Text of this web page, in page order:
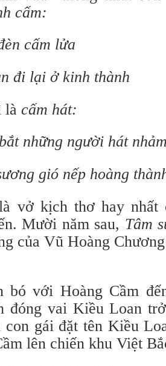
cấm:
cấm lửa
đi lại ở kinh thành
là cấm hát:
những người hát
gió nếp hoàng
vở kịch thơ hay nhất
Mười năm sau, Tâm
của Vũ Hoàng
bó với Hoàng Cầm
đóng vai Kiều Loan
con gái đặt tên Kiều
lên chiến khu Việt